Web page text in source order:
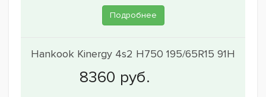
Подробнее
Hankook Kinergy 4s2 H750 195/65R15 91H